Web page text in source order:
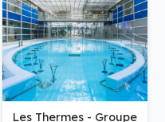
Les Thermes - Groupe